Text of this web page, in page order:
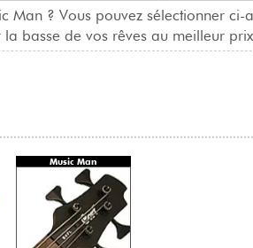
Man ? Vous pouvez sélectionner
basse de vos rêves au meilleur
Music Man